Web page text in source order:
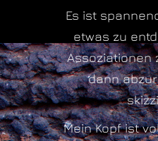
Es ist
etwas zu
Assoziationen
dann
Mein Kopf ist